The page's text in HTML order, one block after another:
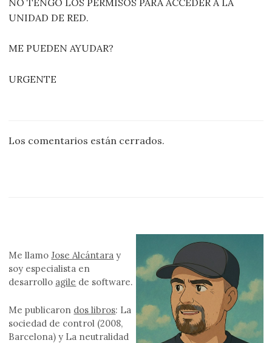
UNIDAD DE RED.
ME PUEDEN AYUDAR?
URGENTE
Los comentarios están cerrados.
Me llamoJose Alcántara y
soy especialista en
desarrollo agile de software.
Me publicaron dos libros: La
sociedad de control (2008,
Barcelona) y La neutralidad